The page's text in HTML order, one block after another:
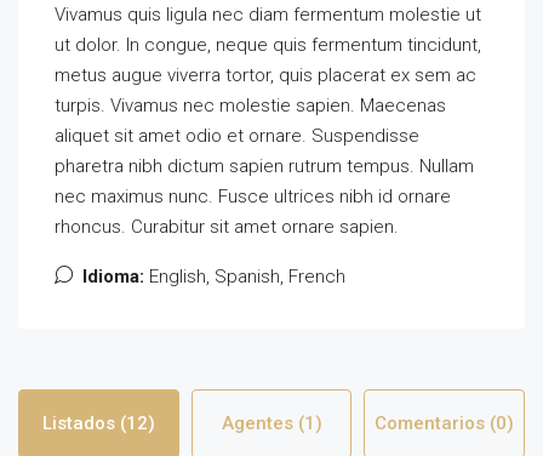
Vivamus quis ligula nec diam fermentum molestie ut
ut dolor. In congue, neque quis fermentum tincidunt,
metus augue viverra tortor, quis placerat ex sem ac
turpis. Vivamus nec molestie sapien. Maecenas
aliquet sit amet odio et ornare. Suspendisse
pharetra nibh dictum sapien rutrum tempus. Nullam
nec maximus nunc. Fusce ultrices nibh id ornare
rhoncus. Curabitur sit amet ornare sapien.
Idioma: English, Spanish, French
Listados (12) Agentes (1) Comentarios (0)